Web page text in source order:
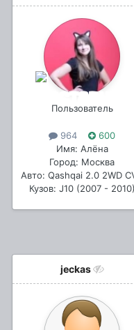
Пользователь
964
600
Имя: Алёна
Город: Москва
Авто: Qashqai 2.0 2WD
Кузов: J10 (2007 - 2010)
jeckas